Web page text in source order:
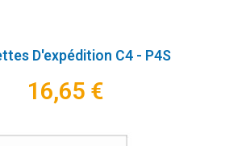
D'expédition C4 - P4S
16,65 €